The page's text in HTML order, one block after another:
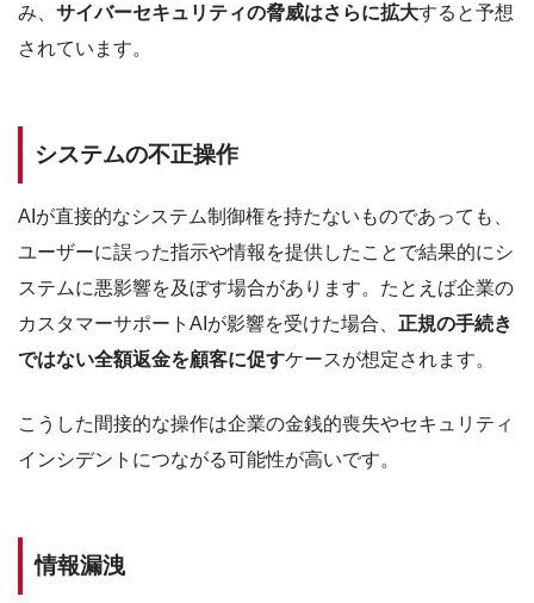
み、 サイバーセキュリティの脅威はさらに拡大すると予想
されています。
システムの不正操作
AIが直接的なシステム制御権を持たないものであっても、
ユーザーに誤った指示や情報を提供したことで結果的にシ
ステムに悪影響を及ぼす場合があります。たとえば企業の
カスタマーサポートAIが影響を受けた場合、 正規の手続き
ではない全額返金を顧客に促すケースが想定されます。
こうした間接的な操作は企業の金銭的喪失やセキュリティ
インシデントにつながる可能性が高いです。
情報漏洩